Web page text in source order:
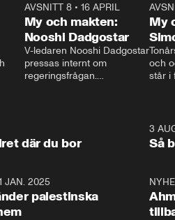
AVSNITT 8• 16 APRIL
My och makten:
Nooshi Dadgostar
V-ledaren Nooshi Dadgostar
pressas internt om
regeringsfrågan.
– Vi ställer upp i val. Ska vi
vara med så sitter vi förstås
My
och
står i
där du bor
3
Så
JAN. 2025
palestinska